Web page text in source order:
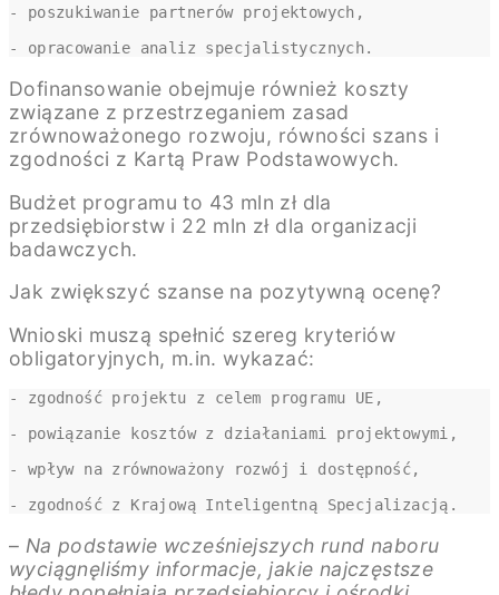
- poszukiwanie partnerów projektowych,
- opracowanie analiz specjalistycznych.
Dofinansowanie obejmuje również koszty
związane z przestrzeganiem zasad
zrównoważonego rozwoju, równości szans i
zgodności z Kartą Praw Podstawowych.
Budżet programu to 43 mln zł dla
przedsiębiorstw i 22 mln zł dla organizacji
badawczych.
Jak zwiększyć szanse na pozytywną ocenę?
Wnioski muszą spełnić szereg kryteriów
obligatoryjnych, m.in. wykazać:
- zgodność projektu z celem programu UE,
- powiązanie kosztów z działaniami projektowymi,
- wpływ na zrównoważony rozwój i dostępność,
- zgodność z Krajową Inteligentną Specjalizacją.
– Na podstawie wcześniejszych rund naboru
wyciągnęliśmy informacje, jakie najczęstsze